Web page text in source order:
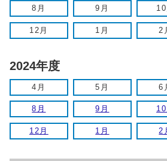
8月 9月 10
12月 1月 2
2024年度
4月 5月 6
8月 9月 10
12月 1月 2